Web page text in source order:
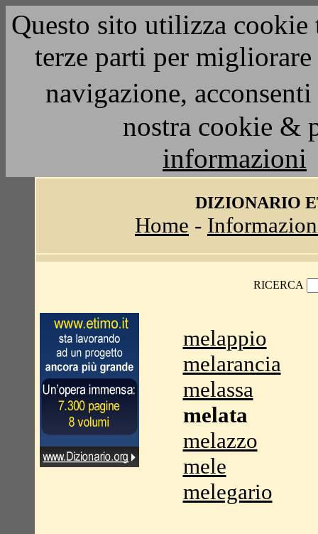
Questo sito utilizza
terze parti per
navigazione,
nostra cookie &
informazioni
DIZIONARIO
Home -
RICERCA
melappio
melarancia
melassa
melata
melazzo
mele
melegario